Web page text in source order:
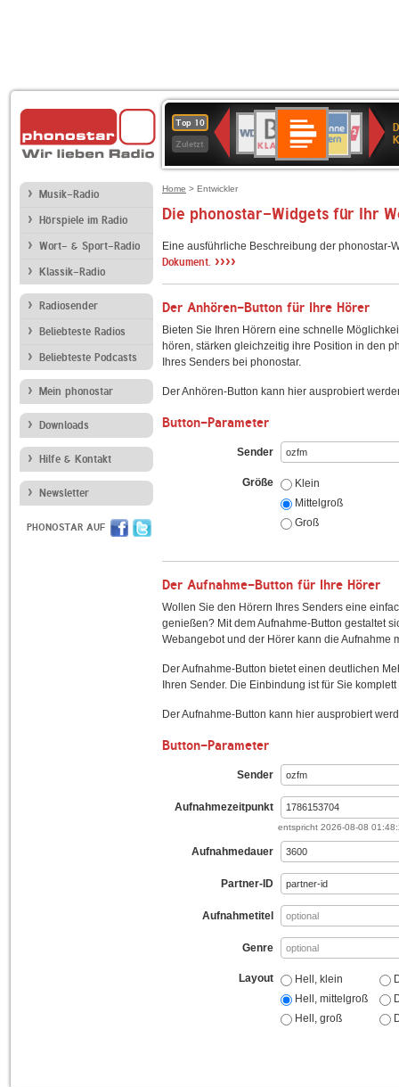
Top 10
Zuletzt
Deutschlandfunk
80er
90er
OLDIE
ANTENNE
SWR3
4
BR-
KLASSIK
Deutschlandfunk
Kultur
ANTENNE
BAYERN
SWR
Kultur
NDR
2
Musik-Radio
Hörspiele im Radio
Wort- & Sport-Radio
Klassik-Radio
Radiosender
Beliebteste Radios
Beliebteste Podcasts
Mein phonostar
Downloads
Hilfe & Kontakt
Newsletter
PHONOSTAR AUF
Home > Entwickler
Die phonostar-Widgets für Ihr
Eine ausführliche Beschreibung der
Dokument. ››››
Der Anhören-Button für Ihre Hörer
Bieten Sie Ihren Hörern eine schnelle
hören, stärken gleichzeitig ihre Position in den
Ihres Senders bei phonostar.
Der Anhören-Button kann hier ausprobiert
Button-Parameter
Sender
Größe
Klein
Mittelgroß
Groß
Der Aufnahme-Button für Ihre Hörer
Wollen Sie den Hörern Ihres Senders eine
genießen? Mit dem Aufnahme-Button gestaltet
Webangebot und der Hörer kann die Aufnahme
Der Aufnahme-Button bietet einen deutlichen
Ihren Sender. Die Einbindung ist für Sie
Der Aufnahme-Button kann hier ausprobiert
Button-Parameter
Sender
Aufnahmezeitpunkt
entspricht 2026-08-08
Aufnahmedauer
Partner-ID
Aufnahmetitel
Genre
Layout
Hell, klein
Hell, mittelgroß
Hell, groß